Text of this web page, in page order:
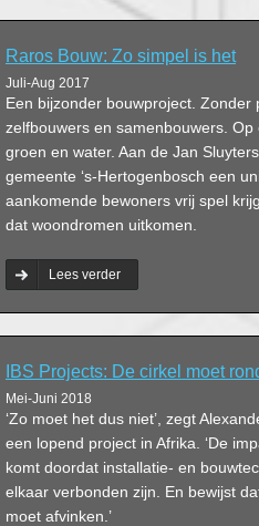
Raros Bouw: Zo simpel is het
Juli-Aug 2017
Een bijzonder bouwproject. Zonder
zelfbouwers en samenbouwers.
groen en water. Aan de Jan
gemeente ‘s-Hertogenbosch een
aankomende bewoners vrij spel
dat woondromen uitkomen.
Lees verder
IBS Projects: De cirkel moet
Mei-Juni 2018
‘Zo moet het dus niet’, zegt
een lopend project in Afrika. ‘De
komt doordat installatie- en
elkaar verbonden zijn. En bewijst
moet afvinken.’